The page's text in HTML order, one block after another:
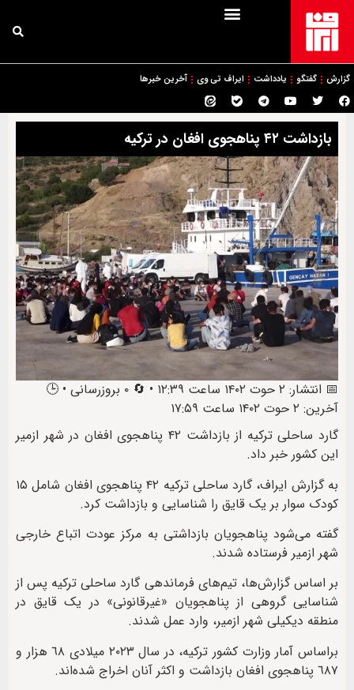
گزارش گفتگو یادداشت ایراف تی وی آخرین خبرها
بازداشت ۴۲ پناهجوی افغان در ترکیه
📅 انتشار: ۲ حوت ۱۴۰۲ ساعت ۱۲:۳۹ • 🔄 ۰ بروزرسانی • 🕒
آخرین: ۲ حوت ۱۴۰۲ ساعت ۱۷:۵۹
گارد ساحلی ترکیه از بازداشت ۴۲ پناهجوی افغان در شهر ازمیر
این کشور خبر داد.
به گزارش ایراف، گارد ساحلی ترکیه ۴۲ پناهجوی افغان شامل ۱۵
کودک سوار بر یک قایق را شناسایی و بازداشت کرد.
گفته می‌شود پناهجویان بازداشتی به مرکز عودت اتباع خارجی
شهر ازمیر فرستاده شدند.‌
بر اساس گزارش‌ها، تیم‌های فرماندهی گارد ساحلی ترکیه پس از
شناسایی گروهی از پناهجویان «غیرقانونی» در یک قایق در
منطقه دیکیلی شهر ازمیر، وارد عمل شدند.
براساس آمار وزارت کشور ترکیه، در سال ٢٠٢٣ میلادی ٦٨ هزار و
٦٨٧ پناهجوی افغان بازداشت و اکثر آنان اخراج شده‌اند.